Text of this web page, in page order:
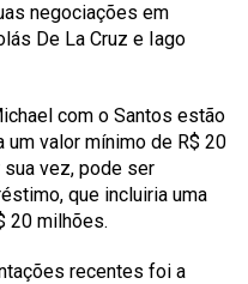
negociações em
De La Cruz e Iago
com o Santos estão
um valor mínimo de R$ 20
vez, pode ser
que incluiria uma
20 milhões.
recentes foi a